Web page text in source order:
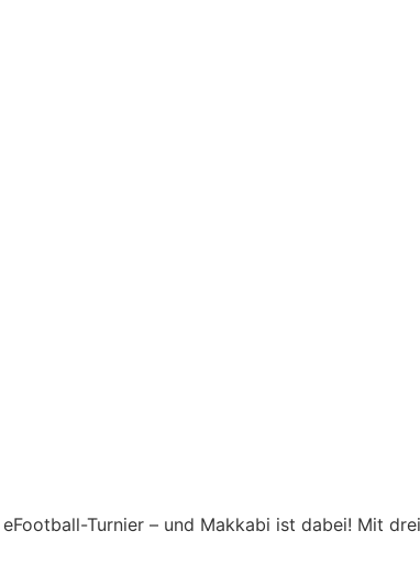
Turnier – und Makkabi ist dabei! Mit